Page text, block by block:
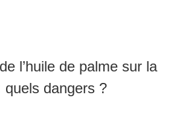
l’huile de palme sur la
quels dangers ?